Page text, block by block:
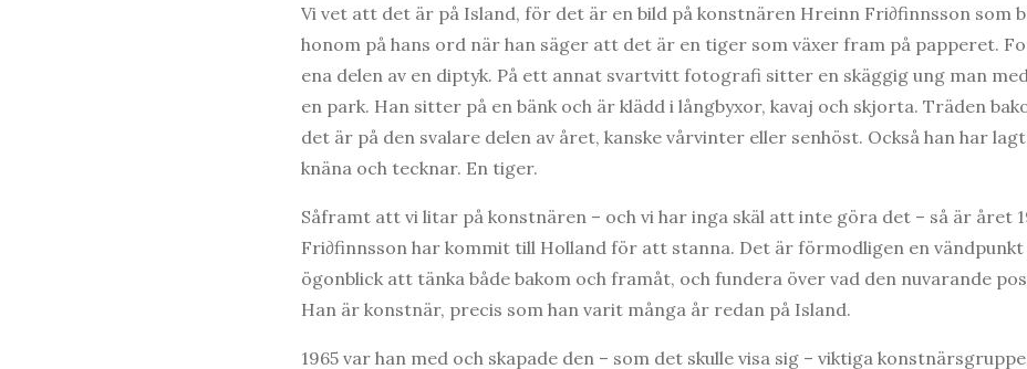
Vi vet att det är på Island, för det är en bild på konstnären Hreinn Fri∂finnsson som
honom på hans ord när han säger att det är en tiger som växer fram på papperet.
ena delen av en diptyk. På ett annat svartvitt fotografi sitter en skäggig ung man
en park. Han sitter på en bänk och är klädd i långbyxor, kavaj och skjorta. Träden
det är på den svalare delen av året, kanske vårvinter eller senhöst. Också han har
knäna och tecknar. En tiger.
Såframt att vi litar på konstnären – och vi har inga skäl att inte göra det – så är året
Fri∂finnsson har kommit till Holland för att stanna. Det är förmodligen en
ögonblick att tänka både bakom och framåt, och fundera över vad den nuvarande
Han är konstnär, precis som han varit många år redan på Island.
1965 var han med och skapade den – som det skulle visa sig – viktiga